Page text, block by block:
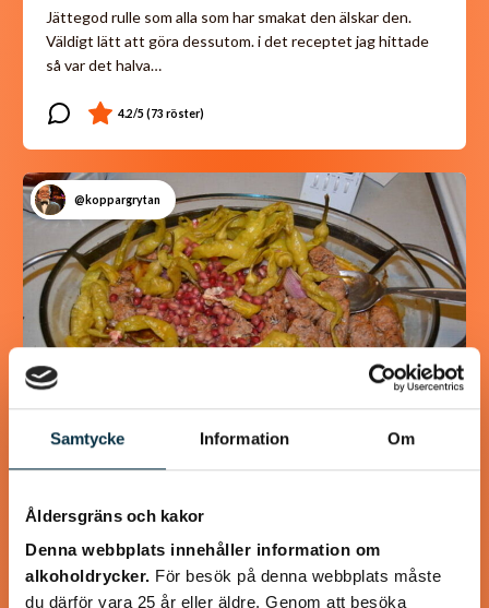
Samtycke Information Om
Åldersgräns och kakor
Denna webbplats innehåller information om
alkoholdrycker. För besök på denna webbplats måste
du därför vara 25 år eller äldre. Genom att besöka
Jättegod rulle som alla som har smakat den älskar den.
Väldigt lätt att göra dessutom. i det receptet jag hittade
så var det halva…
@koppargrytan
En längtan till Turkisk mat